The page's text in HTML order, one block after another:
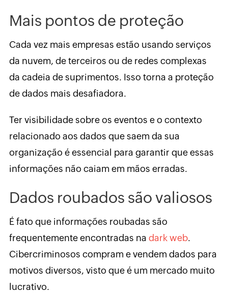
Mais pontos de proteção
Cada vez mais empresas estão usando serviços
da nuvem, de terceiros ou de redes complexas
da cadeia de suprimentos. Isso torna a proteção
de dados mais desafiadora.
Ter visibilidade sobre os eventos e o contexto
relacionado aos dados que saem da sua
organização é essencial para garantir que essas
informações não caiam em mãos erradas.
Dados roubados são valiosos
É fato que informações roubadas são
frequentemente encontradas na dark web.
Cibercriminosos compram e vendem dados para
motivos diversos, visto que é um mercado muito
lucrativo.